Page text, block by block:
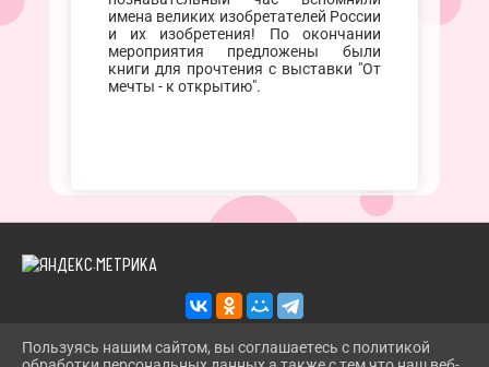
имена великих изобретателей России
и их изобретения! По окончании
мероприятия предложены были
книги для прочтения с выставки "От
мечты - к открытию".
Пользуясь нашим сайтом, вы соглашаетесь с политикой